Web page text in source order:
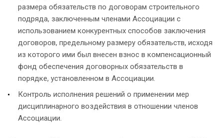
размера обязательств по договорам строительного
подряда, заключенным членами Ассоциации с
использованием конкурентных способов заключения
договоров, предельному размеру обязательств, исходя
из которого ими был внесен взнос в компенсационный
фонд обеспечения договорных обязательств в
порядке, установленном в Ассоциации.
Контроль исполнения решений о применении мер
дисциплинарного воздействия в отношении членов
Ассоциации.